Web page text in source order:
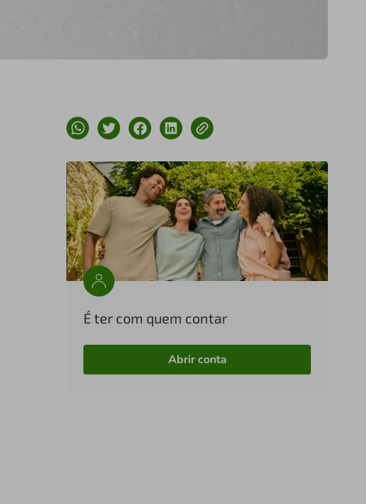
É ter com quem contar
Abrir conta